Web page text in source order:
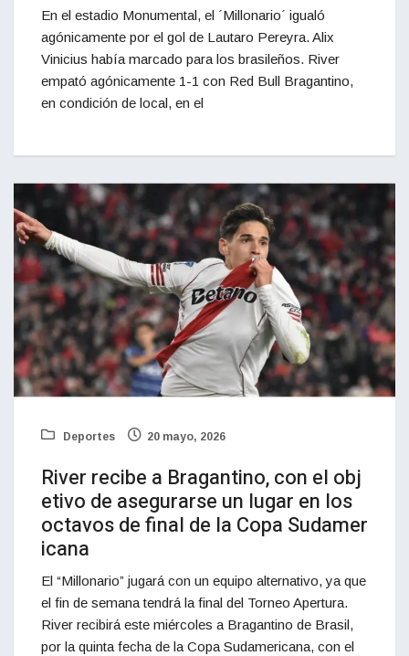
En el estadio Monumental, el ´Millonario´ igualó
agónicamente por el gol de Lautaro Pereyra. Alix
Vinicius había marcado para los brasileños. River
empató agónicamente 1-1 con Red Bull Bragantino,
en condición de local, en el
Deportes 20 mayo, 2026
River recibe a Bragantino, con el obj
etivo de asegurarse un lugar en los
octavos de final de la Copa Sudamer
icana
El “Millonario” jugará con un equipo alternativo, ya que
el fin de semana tendrá la final del Torneo Apertura.
River recibirá este miércoles a Bragantino de Brasil,
por la quinta fecha de la Copa Sudamericana, con el